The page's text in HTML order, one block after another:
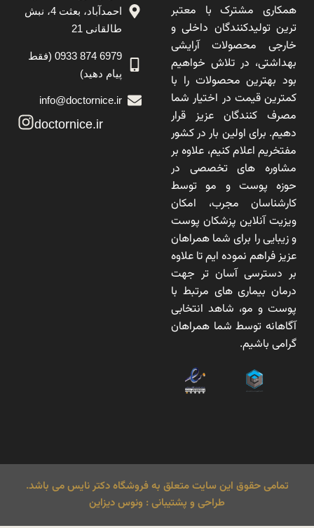
همکاری مشترک با معتبر
ترین تولیدکنندگان داخلی و
خارجی محصولات آرایشی
بهداشتی، در تلاش خواهیم
بود بهترین محصولات را با
کمترین قیمت در اختیار شما
مصرف کنندگان عزیز قرار
دهیم. برای اولین بار در کشور
مفتخریم اعلام کنیم، علاوه بر
مشاوره های تخصصی در
حوزه پوست و مو توسط
کارشناسان مجرب، امکان
ویزیت آنلاین پزشکان پوست
و زیبایی را برای شما همراهان
عزیز فراهم نموده ایم تا علاوه
بر دسترسی آسان تر جهت
درمان بیماری های مرتبط با
پوست و مو، شاهد انتخابی
آگاهانه توسط شما همراهان
گرامی باشیم.
احمدآباد، بعثت 4، نبش
طالقانی 21
6979 874 0933 (فقط
پیام دهید)
info@doctornice.ir
doctornice.ir
تمامی حقوق این سایت متعلق به فروشگاه دکتر نایس می باشد.
طراحی و پشتیبانی : ونوس دیزاین